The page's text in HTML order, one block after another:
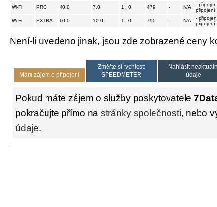
Wi-Fi
PRO 40.0 7.0 1 : 0 479 - N/A
-
připojení
Wi-Fi
EXTRA 60.0 10.0 1 : 0 790 - N/A
-
připojení
Není-li uvedeno jinak, jsou zde zobrazené ceny
Mám zájem o připojení
Změřte si rychlost:
SPEEDMETER
Nahlásit
údaje
Pokud máte zájem o služby poskytovatele
pokračujte přímo na stránky společnosti, nebo
údaje.